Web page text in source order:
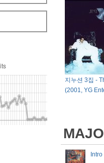
지누션 3집 -
(2001, YG